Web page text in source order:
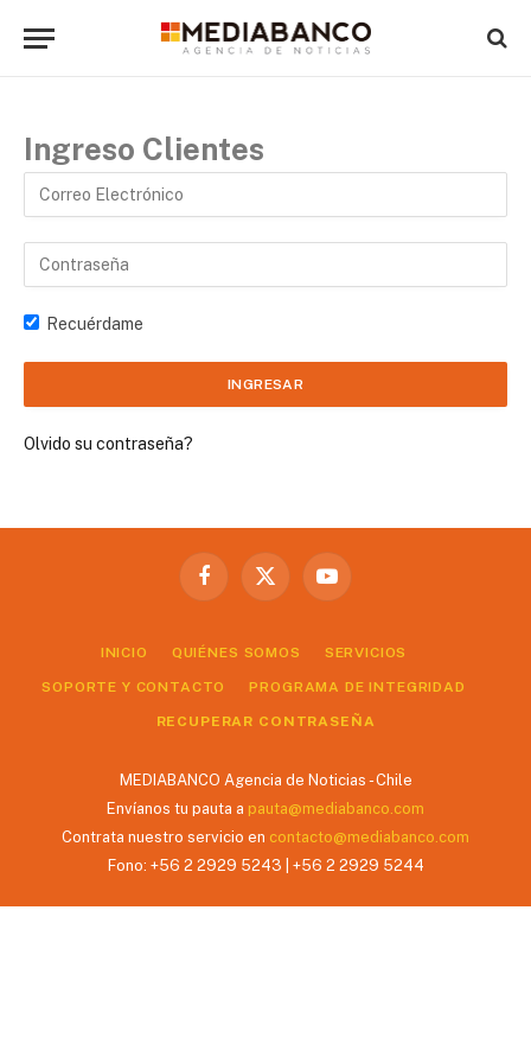
Ingreso Clientes
Recuérdame
Olvido su contraseña?
Facebook
X
YouTube
INICIO QUIÉNES SOMOS SERVICIOS
SOPORTE Y CONTACTO PROGRAMA DE INTEGRIDAD
RECUPERAR CONTRASEÑA
MEDIABANCO Agencia de Noticias - Chile
Envíanos tu pauta a pauta@mediabanco.com
Contrata nuestro servicio en contacto@mediabanco.com
Fono: +56 2 2929 5243 | +56 2 2929 5244